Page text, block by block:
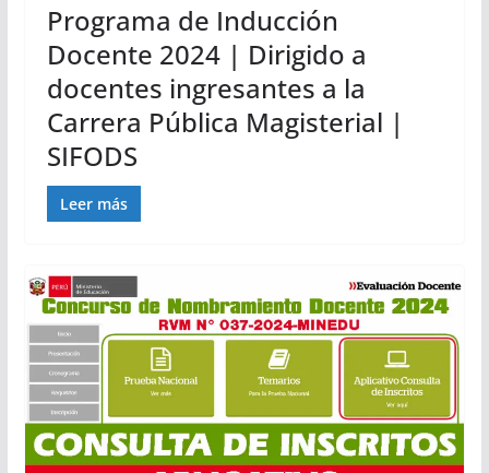
Programa de Inducción
Docente 2024 | Dirigido a
docentes ingresantes a la
Carrera Pública Magisterial |
SIFODS
Leer más